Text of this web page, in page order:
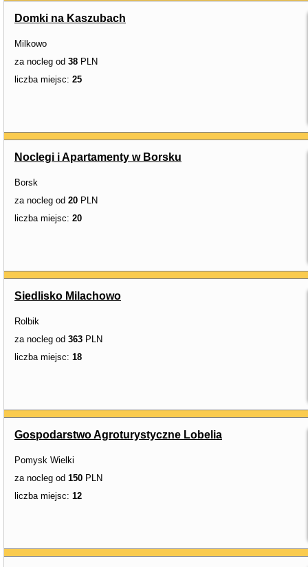
Domki na Kaszubach
Milkowo
za nocleg od 38 PLN
liczba miejsc: 25
Noclegi i Apartamenty w Borsku
Borsk
za nocleg od 20 PLN
liczba miejsc: 20
Siedlisko Milachowo
Rolbik
za nocleg od 363 PLN
liczba miejsc: 18
Gospodarstwo Agroturystyczne Lobelia
Pomysk Wielki
za nocleg od 150 PLN
liczba miejsc: 12